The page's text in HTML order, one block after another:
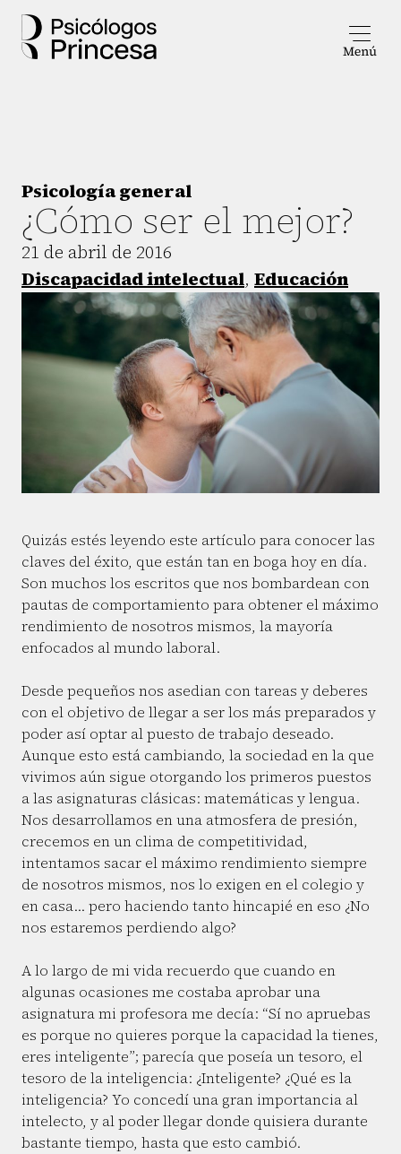
Psicología general
¿Cómo ser el mejor?
21 de abril de 2016
Discapacidad intelectual, Educación
Quizás estés leyendo este artículo para conocer las
claves del éxito, que están tan en boga hoy en día.
Son muchos los escritos que nos bombardean con
pautas de comportamiento para obtener el máximo
rendimiento de nosotros mismos, la mayoría
enfocados al mundo laboral.
Desde pequeños nos asedian con tareas y deberes
con el objetivo de llegar a ser los más preparados y
poder así optar al puesto de trabajo deseado.
Aunque esto está cambiando, la sociedad en la que
vivimos aún sigue otorgando los primeros puestos
a las asignaturas clásicas: matemáticas y lengua.
Nos desarrollamos en una atmosfera de presión,
crecemos en un clima de competitividad,
intentamos sacar el máximo rendimiento siempre
de nosotros mismos, nos lo exigen en el colegio y
en casa… pero haciendo tanto hincapié en eso ¿No
nos estaremos perdiendo algo?
A lo largo de mi vida recuerdo que cuando en
algunas ocasiones me costaba aprobar una
asignatura mi profesora me decía: “Sí no apruebas
es porque no quieres porque la capacidad la tienes,
eres inteligente”; parecía que poseía un tesoro, el
tesoro de la inteligencia: ¿Inteligente? ¿Qué es la
inteligencia? Yo concedí una gran importancia al
intelecto, y al poder llegar donde quisiera durante
bastante tiempo, hasta que esto cambió.